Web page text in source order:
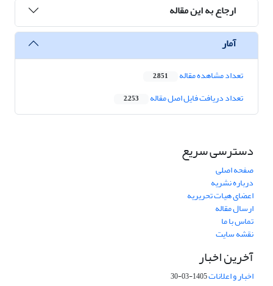
ارجاع به این مقاله
آمار
تعداد مشاهده مقاله 2,851
تعداد دریافت فایل اصل مقاله 2,253
دسترسی سریع
صفحه اصلی
درباره نشریه
اعضای هیات تحریریه
ارسال مقاله
تماس با ما
نقشه سایت
آخرین اخبار
اخبار و اعلانات1405-03-30